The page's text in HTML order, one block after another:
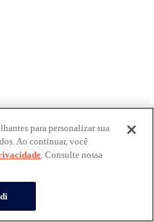
para personalizar sua
Ao continuar, você
. Consulte nossa